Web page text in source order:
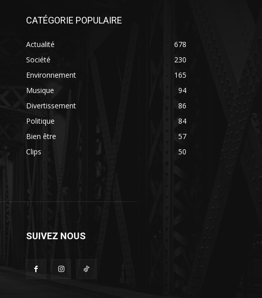
CATÉGORIE POPULAIRE
Actualité
678
Société
230
Environnement
165
Musique
94
Divertissement
86
Politique
84
Bien être
57
Clips
50
SUIVEZ NOUS